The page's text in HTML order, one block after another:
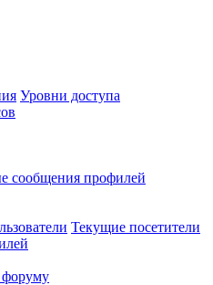
Уровни доступа
сообщения профилей
Текущие посетители